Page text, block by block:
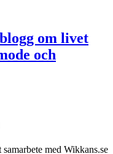
med Wikkans.se